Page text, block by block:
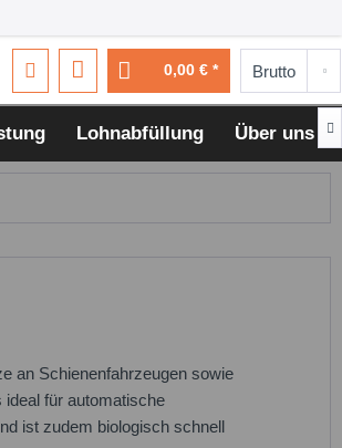
0,00 € *
Lohnabfüllung Über uns 
an Schienenfahrzeugen sowie
für automatische
ist zudem biologisch schnell